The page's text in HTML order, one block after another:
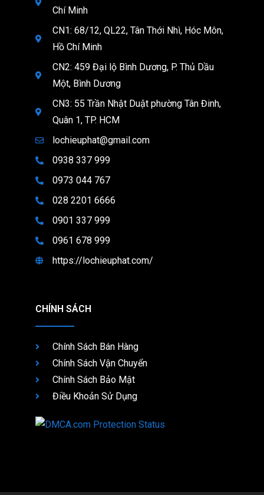
Chí Minh
CN1: 68/12, QL22, Tân Thới Nhì, Hóc Môn,
Hồ Chí Minh
CN2: 459 Đại lộ Bình Dương, P. Thủ Dầu
Một, Bình Dương
CN3: 55 Trần Nhật Duật phường Tân Đinh,
Quân 1, TP. HCM
lochieuphat@gmail.com
0938 337 999
0973 044 767
028 2201 6666
0901 337 999
0961 678 999
https://lochieuphat.com/
CHÍNH SÁCH
Chính Sách Bán Hàng
Chính Sách Vận Chuyển
Chính Sách Bảo Mật
Điều Khoản Sử Dụng